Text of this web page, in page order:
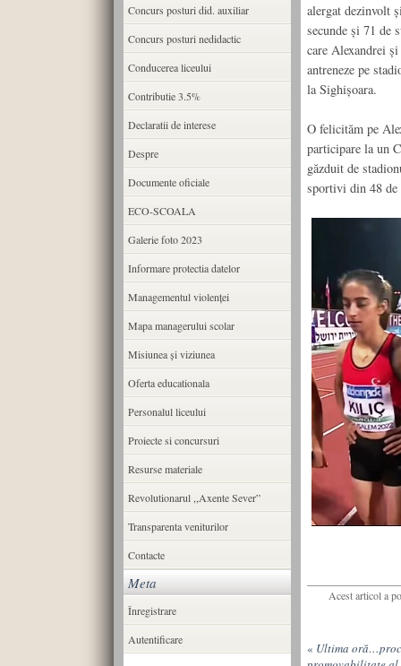
alergat dezinvolt
secunde și 71 de
care Alexandrei
antreneze pe
la Sighișoara.
O felicităm pe
participare la un
găzduit de
sportivi din 48 de
Acest articol a
« Ultima
Concurs posturi did. auxiliar
Concurs posturi nedidactic
Conducerea liceului
Contributie 3.5%
Declaratii de interese
Despre
Documente oficiale
ECO-SCOALA
Galerie foto 2023
Informare protectia datelor
Managementul violenței
Mapa managerului scolar
Misiunea şi viziunea
Oferta educationala
Personalul liceului
Proiecte si concursuri
Resurse materiale
Revolutionarul ,,Axente Sever”
Transparenta veniturilor
Contacte
Meta
Înregistrare
Autentificare